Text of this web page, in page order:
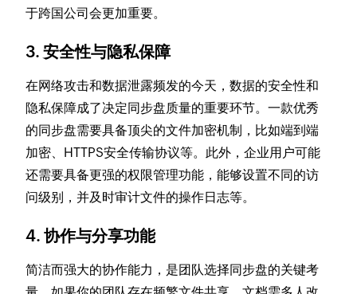
于跨国公司会更加重要。
3. 安全性与隐私保障
在网络攻击和数据泄露频发的今天，数据的安全性和
隐私保障成了决定同步盘质量的重要环节。一款优秀
的同步盘需要具备顶尖的文件加密机制，比如端到端
加密、HTTPS安全传输协议等。此外，企业用户可能
还需要具备更强的权限管理功能，能够设置不同的访
问级别，并及时审计文件的操作日志等。
4. 协作与分享功能
简洁而强大的协作能力，是团队选择同步盘的关键考